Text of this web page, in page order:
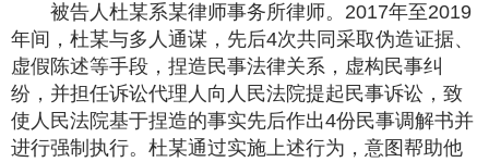
被告人杜某系某律师事务所律师。2017年至2019
年间，杜某与多人通谋，先后4次共同采取伪造证据、
虚假陈述等手段，捏造民事法律关系，虚构民事纠
纷，并担任诉讼代理人向人民法院提起民事诉讼，致
使人民法院基于捏造的事实先后作出4份民事调解书并
进行强制执行。杜某通过实施上述行为，意图帮助他